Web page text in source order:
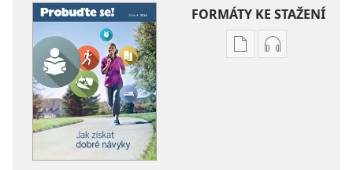
FORMÁTY KE STAŽENÍ
FormátyFormáty